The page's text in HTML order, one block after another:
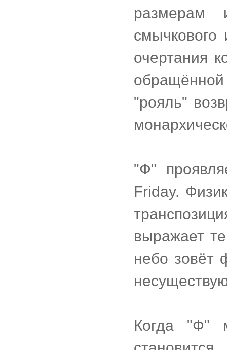
размерам
смычкового
очертания
обращённой
"рояль"
"Ф"
Friday.
выражает
небо зовёт
Когда "Ф"